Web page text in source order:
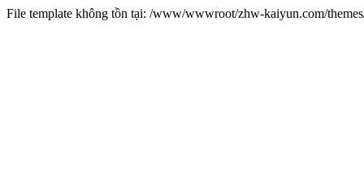
File template không tồn tại: /www/wwwroot/zhw-kaiyun.com/